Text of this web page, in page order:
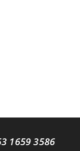
1659 3586